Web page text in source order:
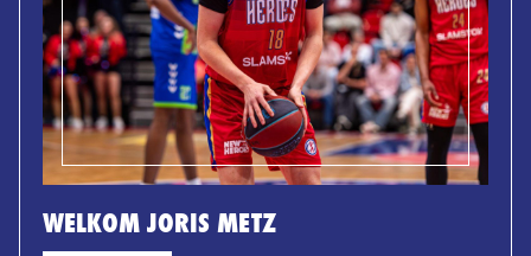
WELKOM JORIS METZ